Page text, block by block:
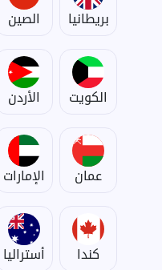
بريطانيا الصين
الكويت الأردن
عمان الإمارات
كندا أستراليا